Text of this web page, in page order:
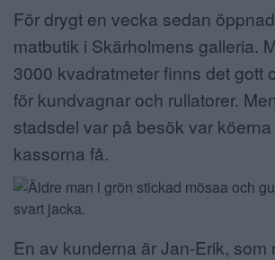
NÄRINGSLIV
MER
För drygt en vecka sedan
matbutik i Skärholmens galleria.
3000 kvadratmeter finns det gott
för kundvagnar och rullatorer.
stadsdel var på besök var
kassorna få.
En av kunderna är Jan-Erik, som